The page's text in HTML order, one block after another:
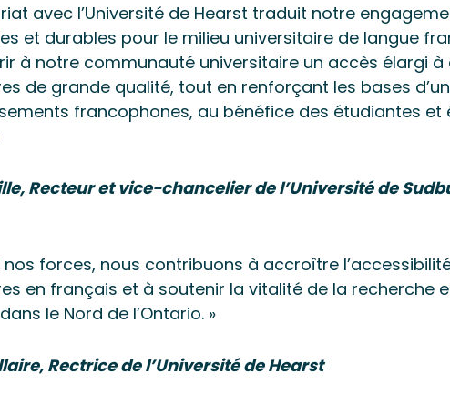
avec l’Université de Hearst traduit notre
et durables pour le milieu universitaire de langue
à notre communauté universitaire un accès élargi à
de grande qualité, tout en renforçant les bases
francophones, au bénéfice des étudiantes
Recteur et vice-chancelier de l’Université de
nos forces, nous contribuons à accroître
en français et à soutenir la vitalité de la recherche
le Nord de l’Ontario. »
Rectrice de l’Université de Hearst